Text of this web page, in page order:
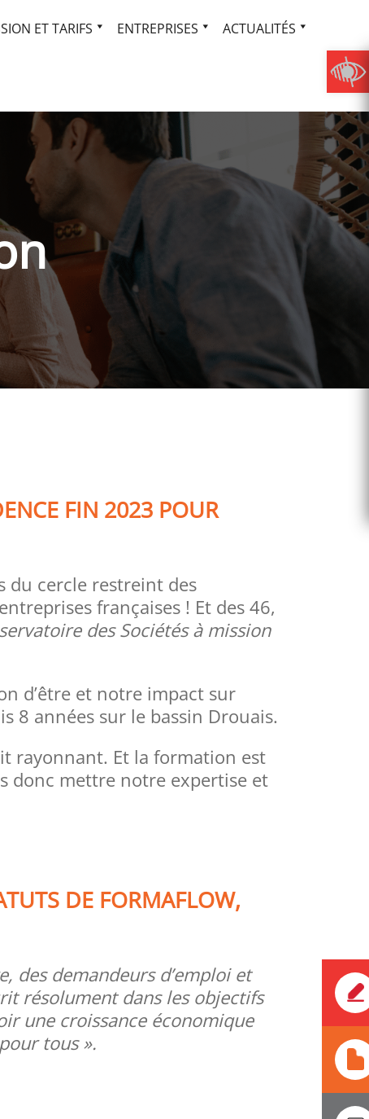
ET TARIFS ENTREPRISES ACTUALITÉS
FIN 2023 POUR
du cercle restreint des
françaises ! Et des 46,
des Sociétés à mission
d’être et notre impact sur
8 années sur le bassin Drouais.
rayonnant. Et la formation est
donc mettre notre expertise et
DE FORMAFLOW,
des demandeurs d’emploi et
résolument dans les objectifs
une croissance économique
tous ».